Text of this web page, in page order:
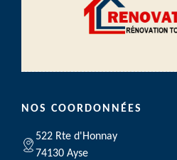
NOS COORDONNÉES
522 Rte d'Honnay
74130 Ayse